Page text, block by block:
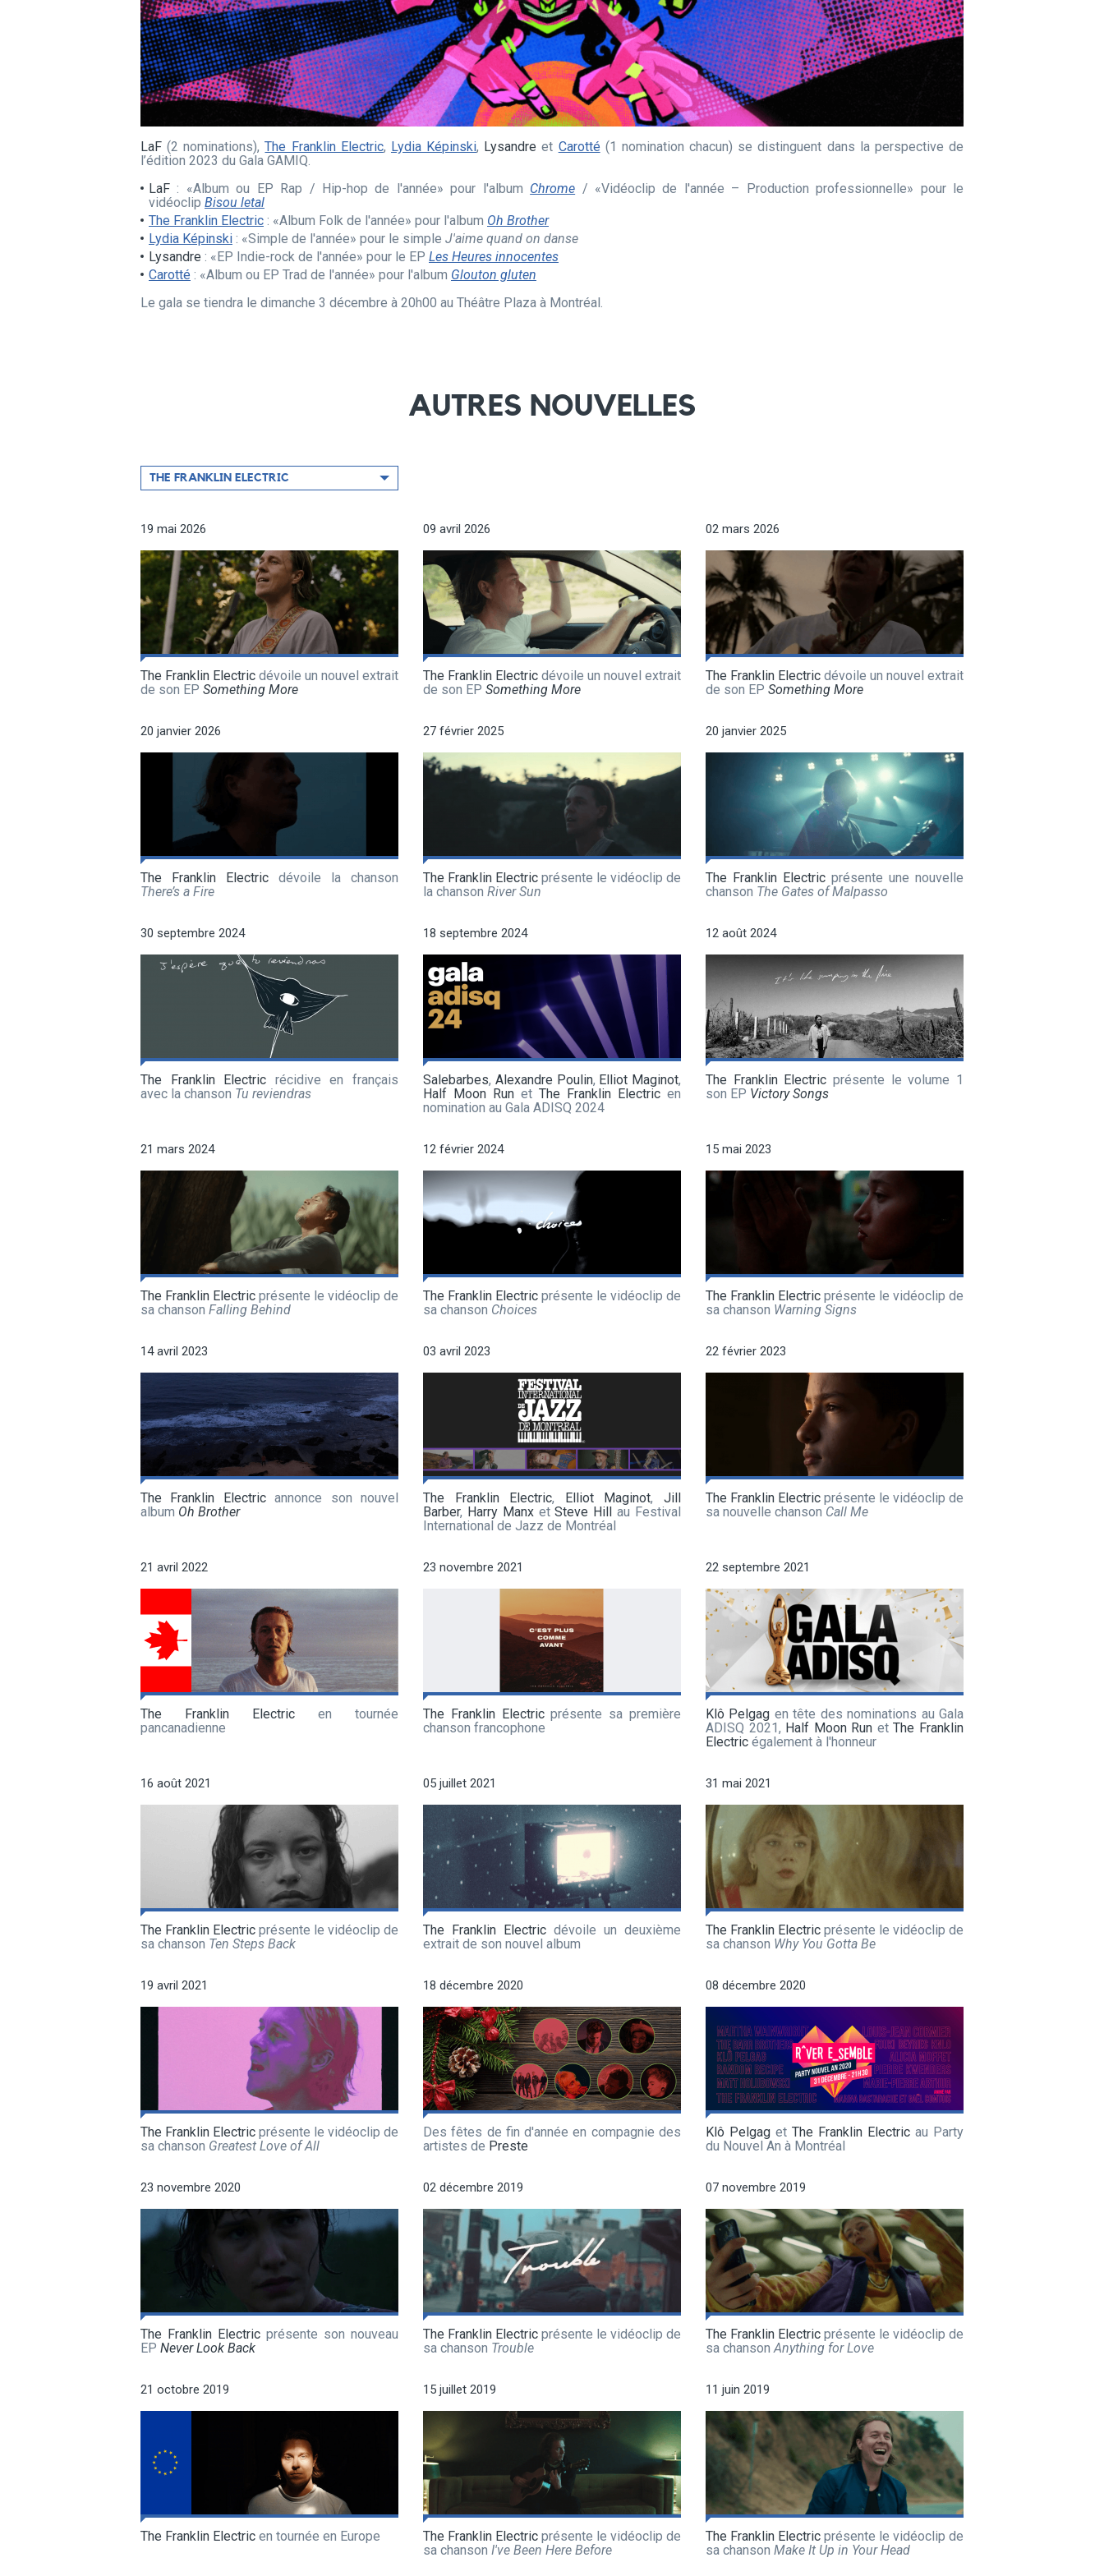
LaF (2 nominations),The Franklin Electric, Lydia Képinski, Lysandre et Carotté (1 nomination chacun) se distinguent dans la perspective de
l’édition 2023 du Gala GAMIQ.
LaF : «Album ou EP Rap / Hip-hop de l'année» pour l'album Chrome / «Vidéoclip de l'année – Production professionnelle» pour le
vidéoclip Bisou letal
The Franklin Electric : «Album Folk de l'année» pour l'album Oh Brother
Lydia Képinski : «Simple de l'année» pour le simple J'aime quand on danse
Lysandre : «EP Indie-rock de l'année» pour le EP Les Heures innocentes
Carotté : «Album ou EP Trad de l'année» pour l'album Glouton gluten
Le gala se tiendra le dimanche 3 décembre à 20h00 au Théâtre Plaza à Montréal.
AUTRES NOUVELLES
Filtrer
par
THE FRANKLIN ELECTRIC
19 mai 2026
The Franklin Electric dévoile un nouvel extrait
de son EP Something More
09 avril 2026
The Franklin Electric dévoile un nouvel extrait
de son EP Something More
02 mars 2026
The Franklin Electric dévoile un nouvel extrait
de son EP Something More
20 janvier 2026
The Franklin Electric dévoile la chanson
There’s a Fire
27 février 2025
The Franklin Electric présente le vidéoclip de
la chanson River Sun
20 janvier 2025
The Franklin Electric présente une nouvelle
chanson The Gates of Malpasso
30 septembre 2024
The Franklin Electric récidive en français
avec la chanson Tu reviendras
18 septembre 2024
Salebarbes, Alexandre Poulin, Elliot Maginot,
Half Moon Run et The Franklin Electric en
nomination au Gala ADISQ 2024
12 août 2024
The Franklin Electric présente le volume 1
son EP Victory Songs
21 mars 2024
The Franklin Electric présente le vidéoclip de
sa chanson Falling Behind
12 février 2024
The Franklin Electric présente le vidéoclip de
sa chanson Choices
15 mai 2023
The Franklin Electric présente le vidéoclip de
sa chanson Warning Signs
14 avril 2023
The Franklin Electricannonce son nouvel
album Oh Brother
03 avril 2023
The Franklin Electric, Elliot Maginot,Jill
Barber, Harry ManxetSteve Hill au Festival
International de Jazz de Montréal
22 février 2023
The Franklin Electric présente le vidéoclip de
sa nouvelle chanson Call Me
21 avril 2022
The Franklin Electric en tournée
pancanadienne
23 novembre 2021
The Franklin Electricprésente sa première
chanson francophone
22 septembre 2021
Klô Pelgag en tête des nominations au Gala
ADISQ 2021, Half Moon Run etThe Franklin
Electric également à l'honneur
16 août 2021
The Franklin Electric présente le vidéoclip de
sa chanson Ten Steps Back
05 juillet 2021
The Franklin Electric dévoile un deuxième
extrait de son nouvel album
31 mai 2021
The Franklin Electric présente le vidéoclip de
sa chanson Why You Gotta Be
19 avril 2021
The Franklin Electric présente le vidéoclip de
sa chanson Greatest Love of All
18 décembre 2020
Des fêtes de fin d'année en compagnie des
artistes de Preste
08 décembre 2020
Klô Pelgag et The Franklin Electric au Party
du Nouvel An à Montréal
23 novembre 2020
The Franklin Electric présente son nouveau
EP Never Look Back
02 décembre 2019
The Franklin Electric présente le vidéoclip de
sa chanson Trouble
07 novembre 2019
The Franklin Electric présente le vidéoclip de
sa chansonAnything for Love
21 octobre 2019
The Franklin Electric en tournée en Europe
15 juillet 2019
The Franklin Electric présente le vidéoclip de
sa chanson I've Been Here Before
11 juin 2019
The Franklin Electric présente le vidéoclip de
sa chanson Make It Up in Your Head